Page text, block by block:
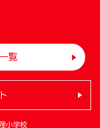
覧
小学校